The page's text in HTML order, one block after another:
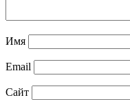
Имя
Email
Сайт